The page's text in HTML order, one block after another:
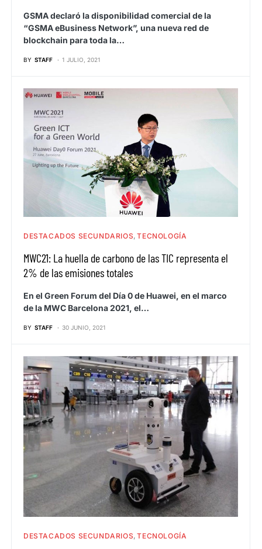
GSMA declaró la disponibilidad comercial de la
“GSMA eBusiness Network”, una nueva red de
blockchain para toda la…
BY STAFF 1 JULIO, 2021
DESTACADOS SECUNDARIOS TECNOLOGÍA
MWC21: La huella de carbono de las TIC representa el
2% de las emisiones totales
En el Green Forum del Día 0 de Huawei, en el marco
de la MWC Barcelona 2021, el…
BY STAFF 30 JUNIO, 2021
DESTACADOS SECUNDARIOS TECNOLOGÍA